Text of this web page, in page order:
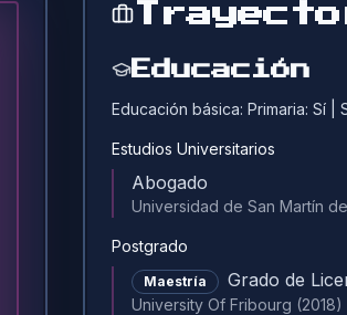
Educación
Educación básica: Primaria:Sí |
Estudios Universitarios
Abogado
Universidad de San Martín
Postgrado
Maestría Grado de
University Of Fribourg (2018)